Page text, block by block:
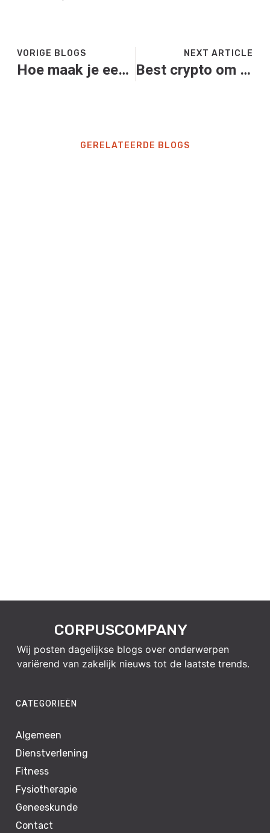
VORIGE BLOGS
Hoe maak je een marketing website aantrekkelijk voor klanten?
NEXT ARTICLE
Best crypto om op dit moment in te investeren
GERELATEERDE BLOGS
CORPUSCOMPANY
Wij posten dagelijkse blogs over onderwerpen
variërend van zakelijk nieuws tot de laatste trends.
CATEGORIEËN
Algemeen
Dienstverlening
Fitness
Fysiotherapie
Geneeskunde
Contact